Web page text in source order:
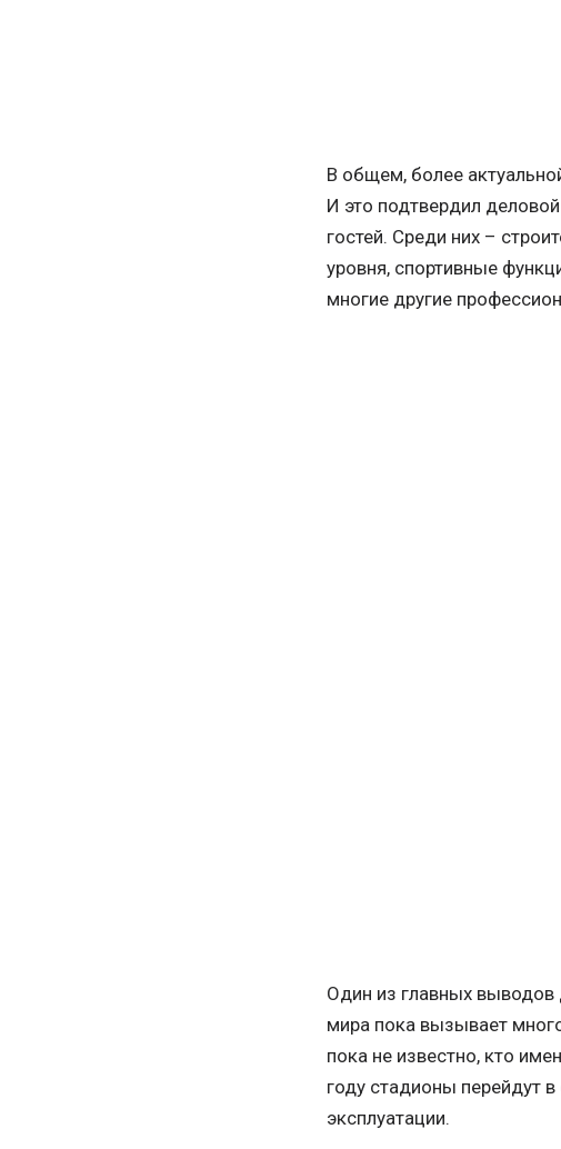
В общем, более
И это подтвердил
гостей. Среди них –
уровня, спортивные
многие другие
Один из главных выводов
мира пока вызывает
пока не известно, кто
году стадионы перейдут
эксплуатации.